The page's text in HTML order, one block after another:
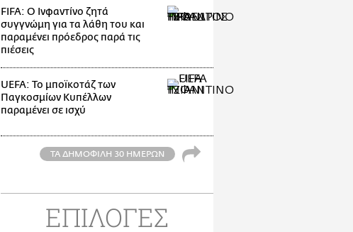
FIFA: Ο Ινφαντίνο ζητά
συγγνώμη για τα λάθη του και
παραμένει πρόεδρος παρά τις
πιέσεις
UEFA: Το μποϊκοτάζ των
Παγκοσμίων Κυπέλλων
παραμένει σε ισχύ
ΤΑ ΔΗΜΟΦΙΛΗ 30 ΗΜΕΡΩΝ
ΕΠΙΛΟΓΕΣ